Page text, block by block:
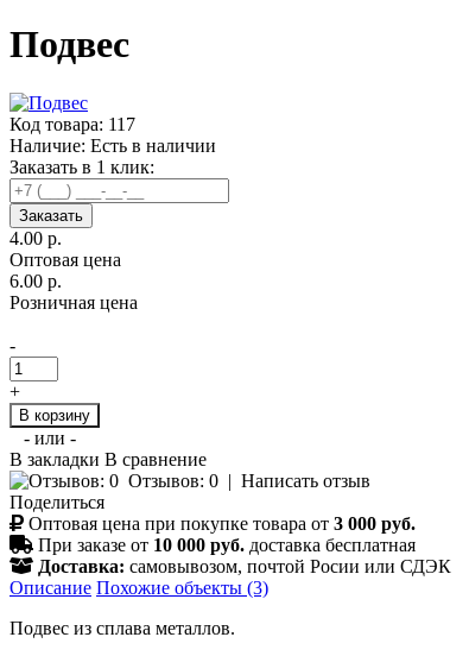
Подвес
Код товара: 117
Наличие: Есть в наличии
Заказать в 1 клик:
Заказать
4.00 р.
Оптовая цена
6.00 р.
Розничная цена
-
+
В корзину
- или -
В закладки В сравнение
Отзывов: 0 | Написать отзыв
Поделиться
Оптовая цена при покупке товара от 3 000 руб.
При заказе от 10 000 руб. доставка бесплатная
Доставка: самовывозом, почтой Росии или СДЭК
Описание Похожие объекты (3)
Подвес из сплава металлов.